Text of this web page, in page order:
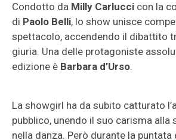
Condotto da Milly Carlucci con la
di Paolo Belli, lo show unisce
spettacolo, accendendo il dibattito
giuria. Una delle protagoniste
edizione è Barbara d’Urso.
La showgirl ha da subito catturato
pubblico, unendo il suo carisma alla
nella danza. Però durante la puntata